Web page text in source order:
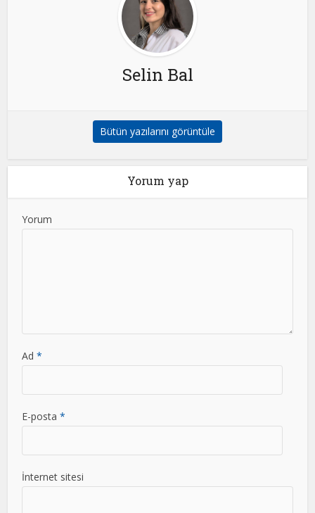
Selin Bal
Bütün yazılarını görüntüle
Yorum yap
Yorum
Ad*
E-posta*
İnternet sitesi